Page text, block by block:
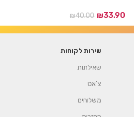
₪40.00 ₪33.90
שירות לקוחות
שאילתות
צ'אט
משלוחים